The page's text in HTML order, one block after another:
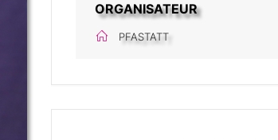
ORGANISATEUR
PFASTATT